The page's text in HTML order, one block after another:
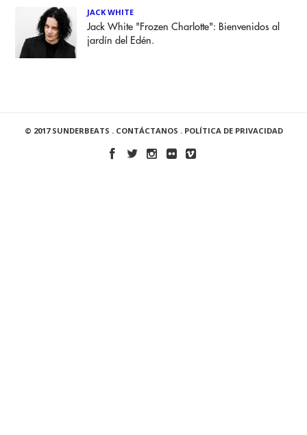
JACK WHITE
Jack White "Frozen Charlotte": Bienvenidos al
jardín del Edén.
© 2017 SUNDERBEATS . CONTÁCTANOS . POLÍTICA DE PRIVACIDAD